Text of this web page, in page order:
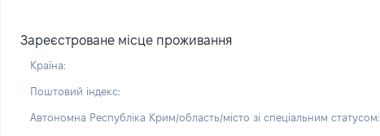
Зареєстроване місце проживання
Країна:
Поштовий індекс:
Автономна Республіка Крим/область/місто зі спеціальним статусом: